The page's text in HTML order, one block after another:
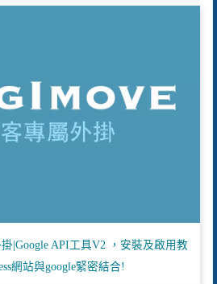
|Google API工具V2 ，安裝及啟用教
網站與google緊密結合!